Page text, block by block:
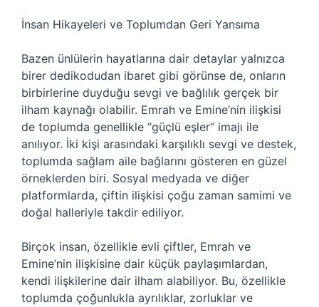
İnsan Hikayeleri ve Toplumdan Geri Yansıma
Bazen ünlülerin hayatlarına dair detaylar yalnızca
birer dedikodudan ibaret gibi görünse de, onların
birbirlerine duyduğu sevgi ve bağlılık gerçek bir
ilham kaynağı olabilir. Emrah ve Emine’nin ilişkisi
de toplumda genellikle “güçlü eşler” imajı ile
anılıyor. İki kişi arasındaki karşılıklı sevgi ve destek,
toplumda sağlam aile bağlarını gösteren en güzel
örneklerden biri. Sosyal medyada ve diğer
platformlarda, çiftin ilişkisi çoğu zaman samimi ve
doğal halleriyle takdir ediliyor.
Birçok insan, özellikle evli çiftler, Emrah ve
Emine’nin ilişkisine dair küçük paylaşımlardan,
kendi ilişkilerine dair ilham alabiliyor. Bu, özellikle
toplumda çoğunlukla ayrılıklar, zorluklar ve